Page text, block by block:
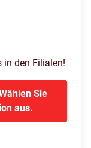
in den Filialen!
Sie
aus.